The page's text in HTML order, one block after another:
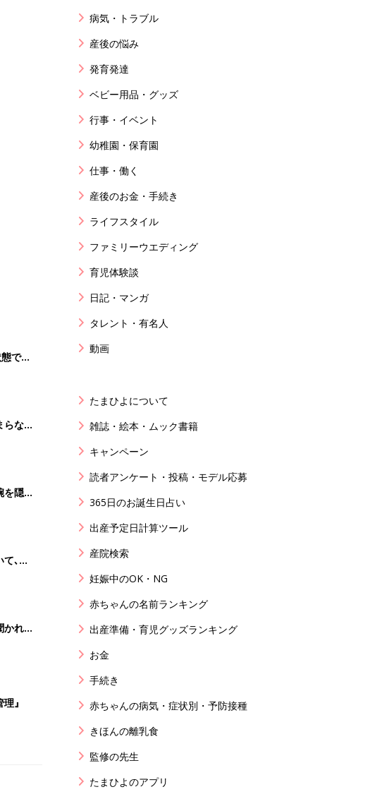
義手
るよう
の離
補助
病気・トラブル
産後の悩み
発育発達
ベビー用品・グッズ
行事・イベント
幼稚園・保育園
仕事・働く
産後のお金・手続き
ライフスタイル
ファミリーウエディング
育児体験談
日記・マンガ
タレント・有名人
動画
たまひよについて
雑誌・絵本・ムック書籍
キャンペーン
読者アンケート・投稿・モデル応募
365日のお誕生日占い
出産予定日計算ツール
産院検索
妊娠中のOK・NG
赤ちゃんの名前ランキング
出産準備・育児グッズランキング
お金
手続き
赤ちゃんの病気・症状別・予防接種
きほんの離乳食
監修の先生
たまひよのアプリ